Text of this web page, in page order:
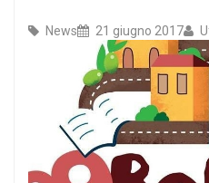
News 21 giugno 2017